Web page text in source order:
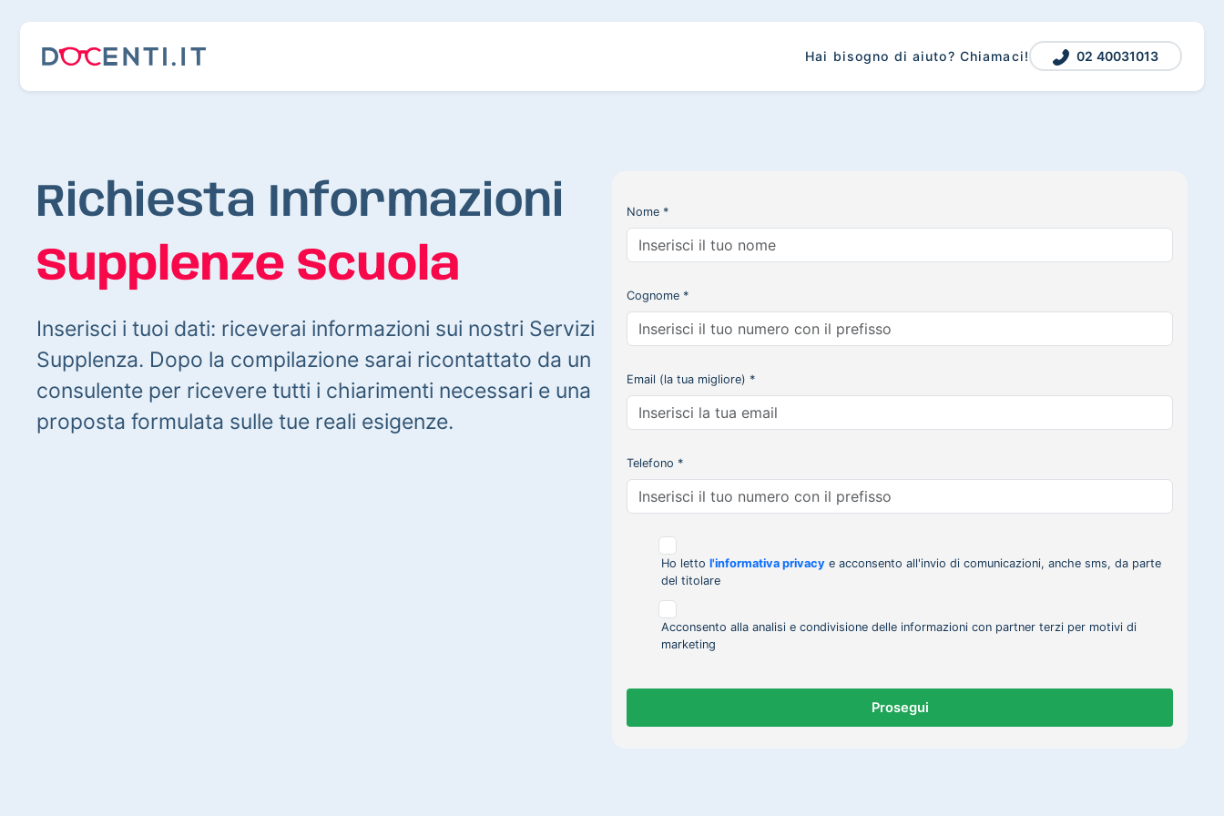
Hai bisogno di aiuto? Chiamaci! 02 40031013
Richiesta Informazioni
Supplenze Scuola
Inserisci i tuoi dati: riceverai informazioni sui nostri Servizi
Supplenza. Dopo la compilazione sarai ricontattato da un
consulente per ricevere tutti i chiarimenti necessari e una
proposta formulata sulle tue reali esigenze.
Nome *
Cognome *
Email (la tua migliore) *
Telefono *
Ho letto l'informativa privacy e acconsento all'invio di comunicazioni, anche sms, da parte
del titolare
Acconsento alla analisi e condivisione delle informazioni con partner terzi per motivi di
marketing